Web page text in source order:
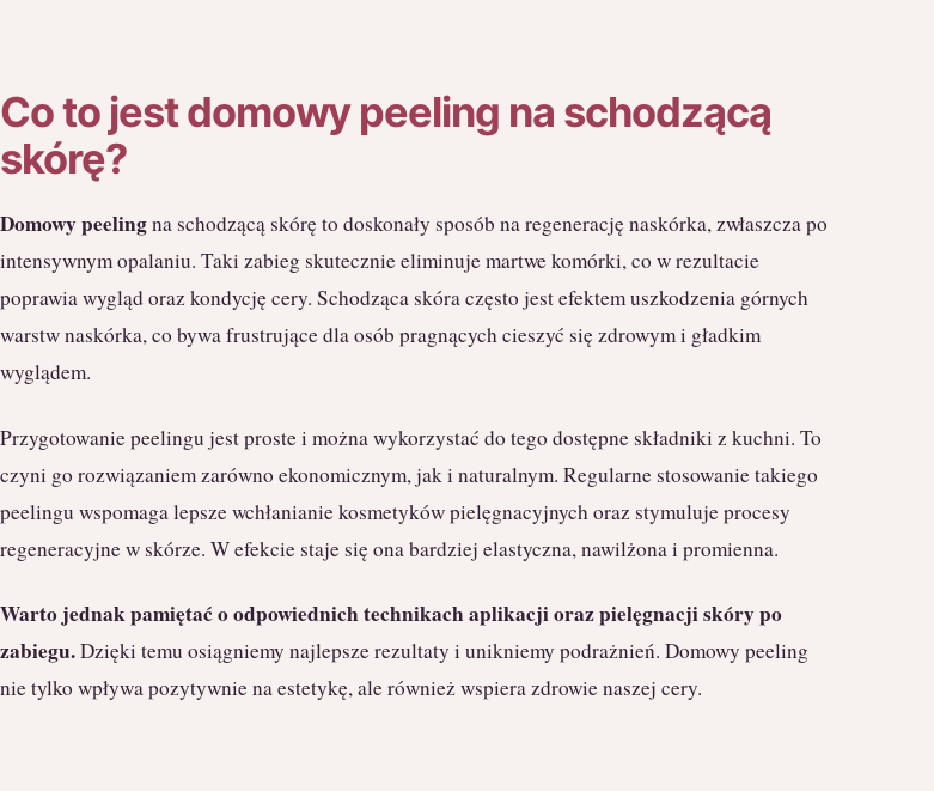
Co to jest domowy peeling na schodzącą
skórę?
Domowy peelingna schodzącą skórę to doskonały sposób na regenerację naskórka, zwłaszcza po
intensywnym opalaniu. Taki zabieg skutecznie eliminuje martwe komórki, co w rezultacie
poprawia wygląd oraz kondycję cery. Schodząca skóra często jest efektem uszkodzenia górnych
warstw naskórka, co bywa frustrujące dla osób pragnących cieszyć się zdrowym i gładkim
wyglądem.
Przygotowanie peelingu jest proste i można wykorzystać do tego dostępne składniki z kuchni. To
czyni go rozwiązaniem zarówno ekonomicznym, jak i naturalnym. Regularne stosowanie takiego
peelingu wspomaga lepsze wchłanianie kosmetyków pielęgnacyjnych oraz stymuluje procesy
regeneracyjne w skórze. W efekcie staje się ona bardziej elastyczna, nawilżona i promienna.
Warto jednak pamiętać o odpowiednich technikach aplikacji oraz pielęgnacji skóry po
zabiegu.Dzięki temu osiągniemy najlepsze rezultaty i unikniemy podrażnień. Domowy peeling
nie tylko wpływa pozytywnie na estetykę, ale również wspiera zdrowie naszej cery.